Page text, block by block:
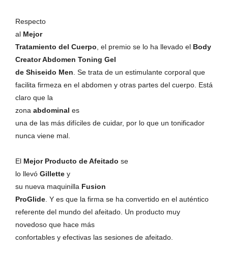
Respecto
al Mejor
Tratamiento del Cuerpo , el premio se lo ha llevado el Body
Creator Abdomen Toning Gel
de Shiseido Men . Se trata de un estimulante corporal que
facilita firmeza en el abdomen y otras partes del cuerpo. Está
claro que la
zona abdominal es
una de las más difíciles de cuidar, por lo que un tonificador
nunca viene mal.
El Mejor Producto de Afeitado se
lo llevó Gillette y
su nueva maquinilla Fusion
ProGlide . Y es que la firma se ha convertido en el auténtico
referente del mundo del afeitado. Un producto muy
novedoso que hace más
confortables y efectivas las sesiones de afeitado.